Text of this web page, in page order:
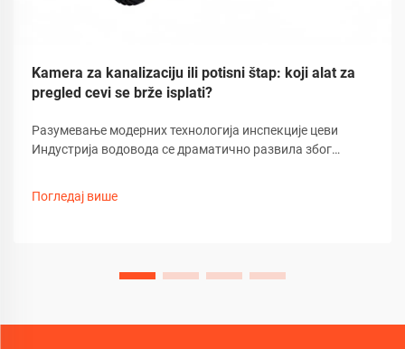
Kamera za kanalizaciju ili potisni štap: koji alat za
pregled cevi se brže isplati?
Разумевање модерних технологија инспекције цеви
Индустрија водовода се драматично развила због
традиционалних гурајућих штапова и напреднијих...
Погледај више